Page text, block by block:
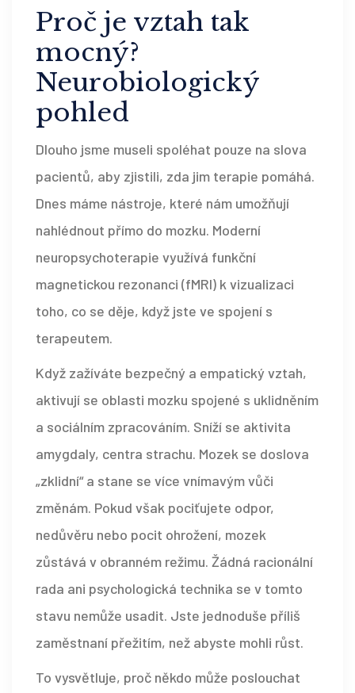
Proč je vztah tak
mocný?
Neurobiologický
pohled
Dlouho jsme museli spoléhat pouze na slova
pacientů, aby zjistili, zda jim terapie pomáhá.
Dnes máme nástroje, které nám umožňují
nahlédnout přímo do mozku. Moderní
neuropsychoterapie využívá funkční
magnetickou rezonanci (fMRI) k vizualizaci
toho, co se děje, když jste ve spojení s
terapeutem.
Když zažíváte bezpečný a empatický vztah,
aktivují se oblasti mozku spojené s uklidněním
a sociálním zpracováním. Sníží se aktivita
amygdaly, centra strachu. Mozek se doslova
„zklidní“ a stane se více vnímavým vůči
změnám. Pokud však pociťujete odpor,
nedůvěru nebo pocit ohrožení, mozek
zůstává v obranném režimu. Žádná racionální
rada ani psychologická technika se v tomto
stavu nemůže usadit. Jste jednoduše příliš
zaměstnaní přežitím, než abyste mohli růst.
To vysvětluje, proč někdo může poslouchat